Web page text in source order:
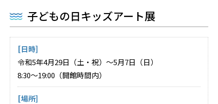
子どもの日キッズアート展
[日時]
令和5年4月29日（土・祝）～5月7日（日）
8:30～19:00（開館時間内）
[場所]